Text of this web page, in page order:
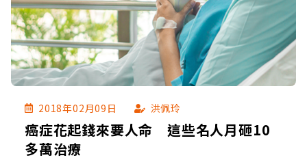
2018年02月09日 洪佩玲
癌症花起錢來要人命 這些名人月砸10
多萬治療